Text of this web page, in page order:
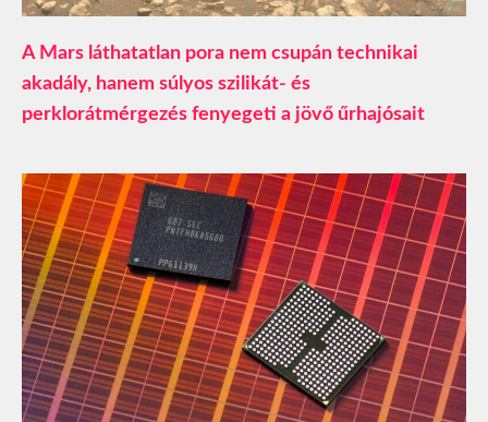
A Mars láthatatlan pora nem csupán technikai
akadály, hanem súlyos szilikát- és
perklorátmérgezés fenyegeti a jövő űrhajósait